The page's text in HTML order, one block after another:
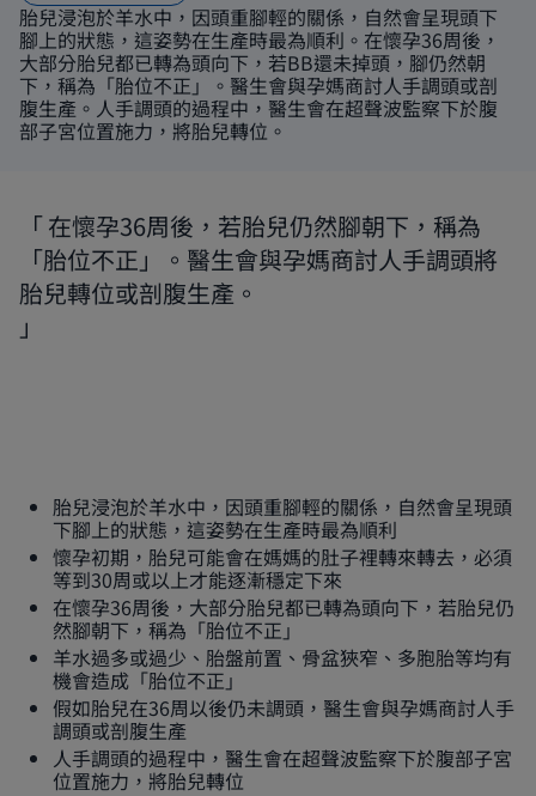
胎兒浸泡於羊水中，因頭重腳輕的關係，自然會呈現頭下
腳上的狀態，這姿勢在生產時最為順利。在懷孕36周後，
大部分胎兒都已轉為頭向下，若BB還未掉頭，腳仍然朝
下，稱為「胎位不正」。醫生會與孕媽商討人手調頭或剖
腹生產。人手調頭的過程中，醫生會在超聲波監察下於腹
部子宮位置施力，將胎兒轉位。
在懷孕36周後，若胎兒仍然腳朝下，稱為
「胎位不正」。醫生會與孕媽商討人手調頭將
胎兒轉位或剖腹生產。
胎兒浸泡於羊水中，因頭重腳輕的關係，自然會呈現頭
下腳上的狀態，這姿勢在生產時最為順利
懷孕初期，胎兒可能會在媽媽的肚子裡轉來轉去，必須
等到30周或以上才能逐漸穩定下來
在懷孕36周後，大部分胎兒都已轉為頭向下，若胎兒仍
然腳朝下，稱為「胎位不正」
羊水過多或過少、胎盤前置、骨盆狹窄、多胞胎等均有
機會造成「胎位不正」
假如胎兒在36周以後仍未調頭，醫生會與孕媽商討人手
調頭或剖腹生產
人手調頭的過程中，醫生會在超聲波監察下於腹部子宮
位置施力，將胎兒轉位